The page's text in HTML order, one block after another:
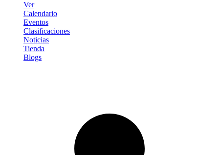
Ver
Calendario
Eventos
Clasificaciones
Noticias
Tienda
Blogs